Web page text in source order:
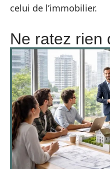
celui de l’immobilier.
Ne ratez rien